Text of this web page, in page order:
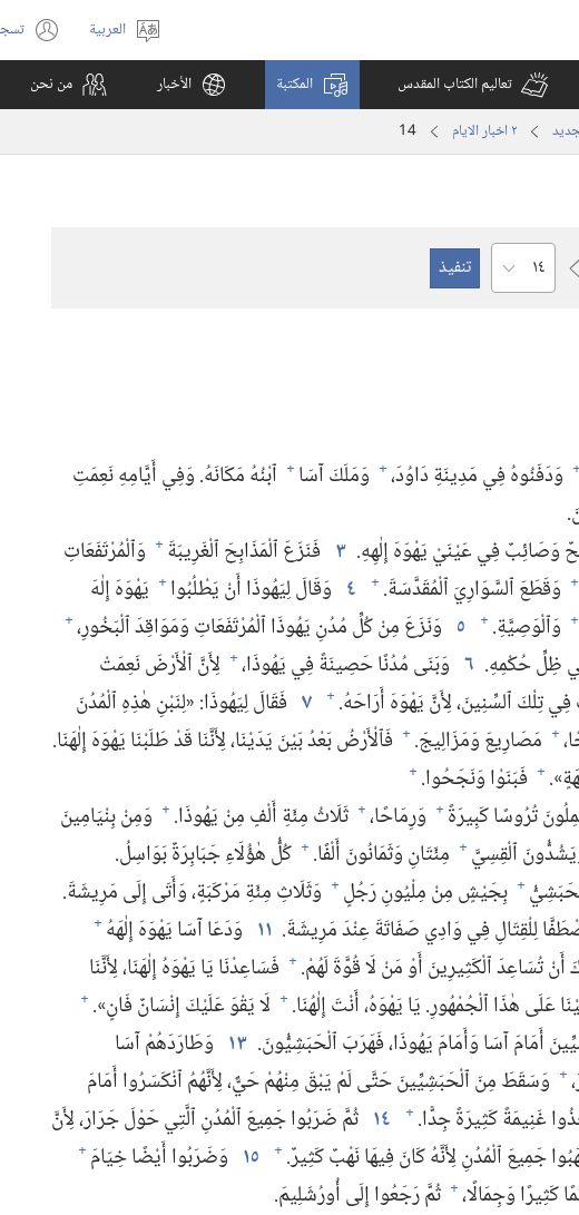
اختر
اللغة
العربية
تعاليم الكتاب المقدس المكتبة الأخبار من نحن
٢ اخبار الايام 14
الفصل
+ وَدَفَنُوهُ فِي مَدِينَةِ دَاوُدَ،‏+ وَمَلَكَ آسَا + ٱبْنُهُ مَكَانَهُ.‏ وَفِي أَيَّامِهِ نَعِمَتِ
وَصَائِبٌ فِي عَيْنَيْ يَهْوَهَ إِلٰهِهِ.‏ ٣ فَنَزَعَ ٱلْمَذَابِحَ ٱلْغَرِيبَةَ + وَٱلْمُرْتَفَعَاتِ
+ وَقَطَعَ ٱلسَّوَارِيَ ٱلْمُقَدَّسَةَ.‏ + ٤ وَقَالَ لِيَهُوذَا أَنْ يَطْلُبُوا + يَهْوَهَ إِلٰهَ
+ وَٱلْوَصِيَّةِ.‏ + ٥ وَنَزَعَ مِنْ كُلِّ مُدُنِ يَهُوذَا ٱلْمُرْتَفَعَاتِ وَمَوَاقِدَ ٱلْبَخُورِ،‏+
ظِلِّ حُكْمِهِ.‏ ٦ وَبَنَى مُدُنًا حَصِينَةً فِي يَهُوذَا،‏+ لِأَنَّ ٱلْأَرْضَ نَعِمَتْ
تِلْكَ ٱلسِّنِينَ،‏ لِأَنَّ يَهْوَهَ أَرَاحَهُ.‏ + ٧ فَقَالَ لِيَهُوذَا:‏ «لِنَبْنِ هٰذِهِ ٱلْمُدُنَ
+ مَصَارِيعَ وَمَزَالِيجَ.‏ + فَٱلْأَرْضُ بَعْدُ بَيْنَ يَدَيْنَا،‏ لِأَنَّنَا قَدْ طَلَبْنَا يَهْوَهَ إِلٰهَنَا.‏
+ فَبَنَوْا وَنَجَحُوا.‏ +
تُرُوسًا كَبِيرَةً + وَرِمَاحًا،‏+ ثَلَاثُ مِئَةِ أَلْفٍ مِنْ يَهُوذَا.‏ + وَمِنْ بِنْيَامِينَ
ٱلْقِسِيَّ + مِئَتَانِ وَثَمَانُونَ أَلْفًا.‏ + كُلُّ هٰؤُلَاءِ جَبَابِرَةٌ بَوَاسِلُ.‏
+ بِجَيْشٍ مِنْ مِلْيُونِ رَجُلٍ + وَثَلَاثِ مِئَةِ مَرْكَبَةٍ،‏ وَأَتَى إِلَى مَرِيشَةَ.‏
لِلْقِتَالِ فِي وَادِي صَفَاتَةَ عِنْدَ مَرِيشَةَ.‏ ١١ وَدَعَا آسَا يَهْوَهَ إِلٰهَهُ +
أَنْ تُسَاعِدَ ٱلْكَثِيرِينَ أَوْ مَنْ لَا قُوَّةَ لَهُمْ.‏ + فَسَاعِدْنَا يَا يَهْوَهُ إِلٰهَنَا،‏ لِأَنَّنَا
عَلَى هٰذَا ٱلْجُمْهُورِ.‏ يَا يَهْوَهُ،‏ أَنْتَ إِلٰهُنَا.‏ + لَا يَقْوَ عَلَيْكَ إِنْسَانٌ فَانٍ».‏ +
أَمَامَ آسَا وَأَمَامَ يَهُوذَا،‏ فَهَرَبَ ٱلْحَبَشِيُّونَ.‏ ١٣ وَطَارَدَهُمْ آسَا
+ وَسَقَطَ مِنَ ٱلْحَبَشِيِّينَ حَتَّى لَمْ يَبْقَ مِنْهُمْ حَيٌّ،‏ لِأَنَّهُمُ ٱنْكَسَرُوا أَمَامَ
غَنِيمَةً كَثِيرَةً جِدًّا.‏ + ١٤ ثُمَّ ضَرَبُوا جَمِيعَ ٱلْمُدُنِ ٱلَّتِي حَوْلَ جَرَارَ،‏ لِأَنَّ
جَمِيعَ ٱلْمُدُنِ لِأَنَّهُ كَانَ فِيهَا نَهْبٌ كَثِيرٌ.‏ + ١٥ وَضَرَبُوا أَيْضًا خِيَامَ +
كَثِيرًا وَجِمَالًا،‏+ ثُمَّ رَجَعُوا إِلَى أُورُشَلِيمَ.‏